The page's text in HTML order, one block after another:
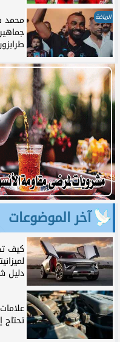
الرياضة محمد
آخر الموضوعات
كيف
دليل
تحتاج